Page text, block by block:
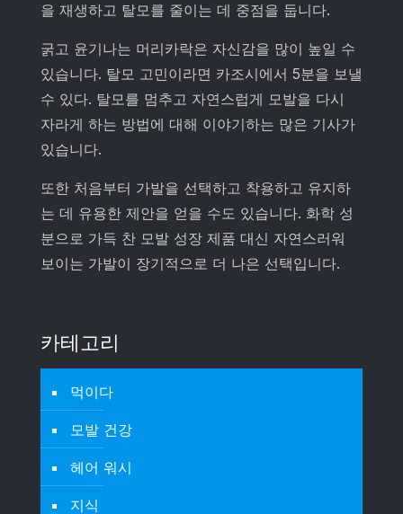
을 재생하고 탈모를 줄이는 데 중점을 둡니다.
굵고 윤기나는 머리카락은 자신감을 많이 높일 수
있습니다. 탈모 고민이라면 카조시에서 5분을 보낼
수 있다. 탈모를 멈추고 자연스럽게 모발을 다시
자라게 하는 방법에 대해 이야기하는 많은 기사가
있습니다.
또한 처음부터 가발을 선택하고 착용하고 유지하
는 데 유용한 제안을 얻을 수도 있습니다. 화학 성
분으로 가득 찬 모발 성장 제품 대신 자연스러워
보이는 가발이 장기적으로 더 나은 선택입니다.
카테고리
먹이다
모발 건강
헤어 워시
지식